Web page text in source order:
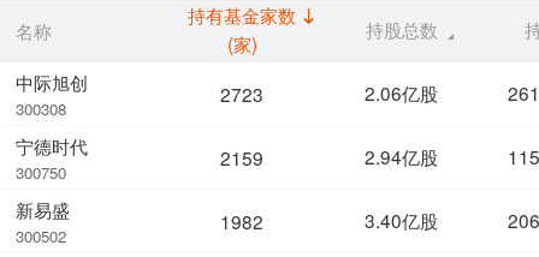
名称
中际旭创
300308
宁德时代
300750
新易盛
300502
持有基金家数
(家)
持股总数
2723 2.06亿股
2159 2.94亿股
1982 3.40亿股